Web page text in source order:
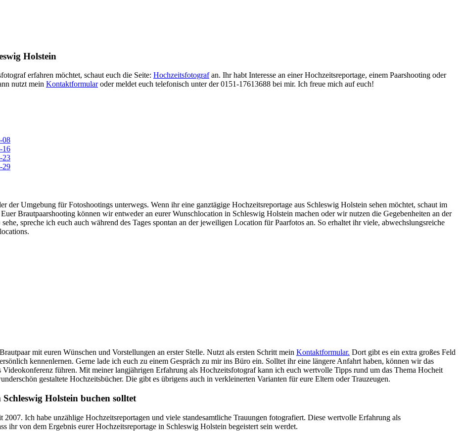
Holstein
erfahren möchtet, schaut euch die Seite: Hochzeitsfotografan. Ihr habt Interesse an einer Hochzeitsreportage, einem Paarshooting oder
nutzt mein Kontaktformularoder meldet euch telefonisch unter der 0151-17613688 bei mir. Ich freue mich auf euch!
Umgebung für Fotoshootings unterwegs. Wenn ihr eine ganztägige Hochzeitsreportage aus Schleswig Holstein sehen möchtet, schaut im
Brautpaarshooting können wir entweder an eurer Wunschlocation in Schleswig Holstein machen oder wir nutzen die Gegebenheiten an der
spreche ich euch auch während des Tages spontan an der jeweiligen Location für Paarfotos an. So erhaltet ihr viele, abwechslungsreiche
mit euren Wünschen und Vorstellungen an erster Stelle. Nutzt als ersten Schritt mein Kontaktformular. Dort gibt es ein extra großes Feld
kennenlernen. Gerne lade ich euch zu einem Gespräch zu mir ins Büro ein. Solltet ihr eine längere Anfahrt haben, können wir das
führen. Mit meiner langjährigen Erfahrung als Hochzeitsfotograf kann ich euch wertvolle Tipps rund um das Thema Hocheit
gestaltete Hochzeitsbücher. Die gibt es übrigens auch in verkleinerten Varianten für eure Eltern oder Trauzeugen.
Holstein buchen solltet
Ich habe unzählige Hochzeitsreportagen und viele standesamtliche Trauungen fotografiert. Diese wertvolle Erfahrung als
ihr von dem Ergebnis eurer Hochzeitsreportage in Schleswig Holstein begeistert sein werdet.